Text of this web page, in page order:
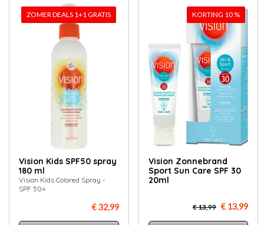
ZOMER DEALS 1+1 GRATIS
Vision Kids SPF50 spray
180 ml
Vision Kids Colored Spray -
SPF 50+
€ 32,99
KORTING 10 %
Vision Zonnebrand
Sport Sun Care SPF 30
20ml
€ 13,99 € 13,99